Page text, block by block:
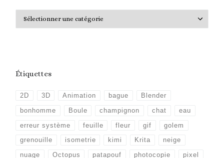
Étiquettes
2D 3D Animation bague Blender
bonhomme Boule champignon chat eau
erreur système feuille fleur gif golem
grenouille isometrie kimi Krita neige
nuage Octopus patapouf photocopie pixel